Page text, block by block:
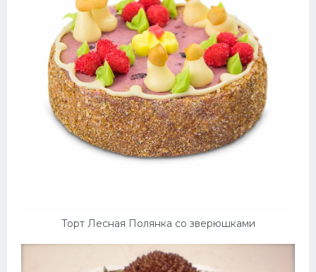
Торт Лесная Полянка со зверюшками